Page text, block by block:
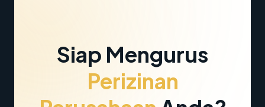
Siap Mengurus
Perizinan